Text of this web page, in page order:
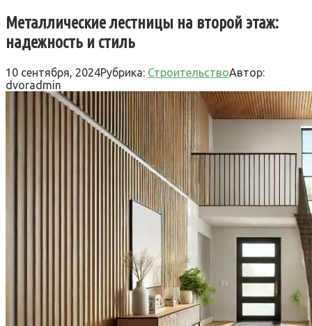
Металлические лестницы на второй этаж:
надежность и стиль
10 сентября, 2024Рубрика: СтроительствоАвтор:
dvoradmin